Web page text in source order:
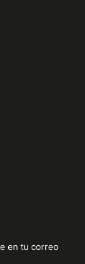
en tu correo